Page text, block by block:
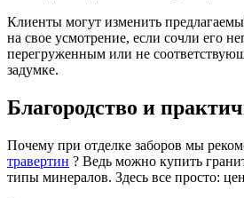
Клиенты могут изменить
на свое усмотрение, если сочли его
перегруженным или не
задумке.
Благородство и
Почему при отделке заборов мы
травертин ? Ведь можно купить
типы минералов. Здесь все просто: